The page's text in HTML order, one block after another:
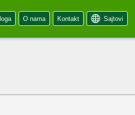
O nama Kontakt Sajtovi